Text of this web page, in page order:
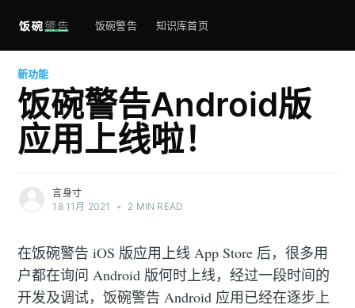
饭碗警告 知识库首页
新功能
饭碗警告Android版
应用上线啦！
言身寸
18 11月 2021
• 2 MIN READ
在饭碗警告 iOS 版应用上线 App Store 后，很多用
户都在询问 Android 版何时上线，经过一段时间的
开发及调试，饭碗警告 Android 应用已经在逐步上